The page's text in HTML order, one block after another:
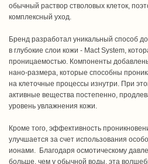
обычный раствор стволовых клеток,
комплексный уход.
Бренд разработал уникальный способ
в глубокие слои кожи - Mact System,
проницаемостью. Компоненты
нано-размера, которые способны
на клеточные процессы изнутри. При
активные вещества постепенно,
уровень увлажнения кожи.
Кроме того, эффективность
улучшается за счет использования
ионами. Благодаря осмотическому
больше, чем у обычной воды, эта